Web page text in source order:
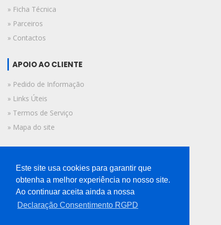
» Ficha Técnica
» Parceiros
» Contactos
APOIO AO CLIENTE
» Pedido de Informação
» Links Úteis
» Termos de Serviço
» Mapa do site
© 2019 A Voz do Algarve.
Todos os direitos reservados.
Este site usa cookies para garantir que
obtenha a melhor experiência no nosso site.
Ao continuar aceita ainda a nossa
Declaração Consentimento RGPD